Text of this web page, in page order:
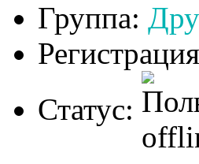
Группа:
Статус: